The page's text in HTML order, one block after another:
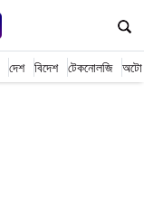
দেশ বিদেশ টেকনোলজি অটো